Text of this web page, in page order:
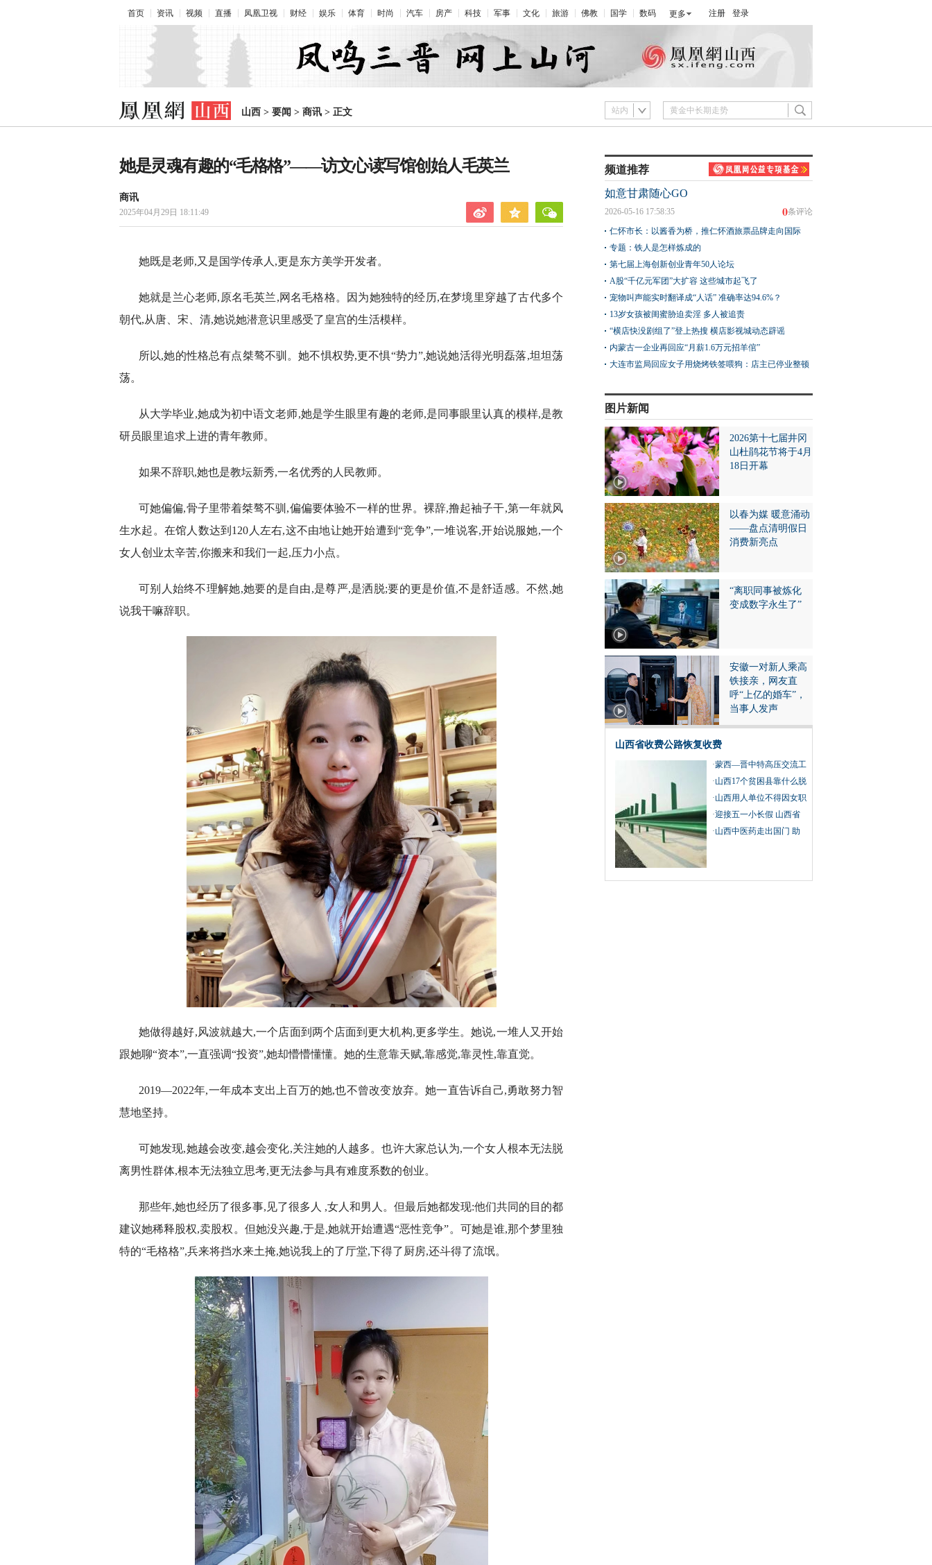
首页 资讯 视频 直播 凤凰卫视 财经 娱乐 体育 时尚 汽车 房产 科技 军事 文化 旅游 佛教 国学 数码 更多 注册 登录
山西 > 要闻 > 商讯 > 正文 站内
她是灵魂有趣的“毛格格”——访文心读写馆创始人毛英兰
商讯
2025年04月29日 18:11:49
她既是老师,又是国学传承人,更是东方美学开发者。
她就是兰心老师,原名毛英兰,网名毛格格。因为她独特的经历,在梦境里穿越了古代多个
朝代,从唐、宋、清,她说她潜意识里感受了皇宫的生活模样。
所以,她的性格总有点桀骜不驯。她不惧权势,更不惧“势力”,她说她活得光明磊落,坦坦荡
荡。
从大学毕业,她成为初中语文老师,她是学生眼里有趣的老师,是同事眼里认真的模样,是教
研员眼里追求上进的青年教师。
如果不辞职,她也是教坛新秀,一名优秀的人民教师。
可她偏偏,骨子里带着桀骜不驯,偏偏要体验不一样的世界。裸辞,撸起袖子干,第一年就风
生水起。在馆人数达到120人左右,这不由地让她开始遭到“竞争”,一堆说客,开始说服她,一个
女人创业太辛苦,你搬来和我们一起,压力小点。
可别人始终不理解她,她要的是自由,是尊严,是洒脱;要的更是价值,不是舒适感。不然,她
说我干嘛辞职。
她做得越好,风波就越大,一个店面到两个店面到更大机构,更多学生。她说,一堆人又开始
跟她聊“资本”,一直强调“投资”,她却懵懵懂懂。她的生意靠天赋,靠感觉,靠灵性,靠直觉。
2019—2022年,一年成本支出上百万的她,也不曾改变放弃。她一直告诉自己,勇敢努力智
慧地坚持。
可她发现,她越会改变,越会变化,关注她的人越多。也许大家总认为,一个女人根本无法脱
离男性群体,根本无法独立思考,更无法参与具有难度系数的创业。
那些年,她也经历了很多事,见了很多人 ,女人和男人。但最后她都发现:他们共同的目的都
建议她稀释股权,卖股权。但她没兴趣,于是,她就开始遭遇“恶性竞争”。可她是谁,那个梦里独
特的“毛格格”,兵来将挡水来土掩,她说我上的了厅堂,下得了厨房,还斗得了流氓。
频道推荐
如意甘肃随心GO
0条评论
2026-05-16 17:58:35
仁怀市长：以酱香为桥，推仁怀酒旅票品牌走向国际
专题：铁人是怎样炼成的
第七届上海创新创业青年50人论坛
A股“千亿元军团”大扩容 这些城市起飞了
宠物叫声能实时翻译成“人话” 准确率达94.6%？
13岁女孩被闺蜜胁迫卖淫 多人被追责
“横店快没剧组了”登上热搜 横店影视城动态辟谣
内蒙古一企业再回应“月薪1.6万元招羊倌”
大连市监局回应女子用烧烤铁签喂狗：店主已停业整顿
图片新闻
2026第十七届井冈
山杜鹃花节将于4月
18日开幕
以春为媒 暖意涌动
——盘点清明假日
消费新亮点
“离职同事被炼化
变成数字永生了”
安徽一对新人乘高
铁接亲，网友直
呼“上亿的婚车”，
当事人发声
山西省收费公路恢复收费
·蒙西—晋中特高压交流工
程线路工程跨越黄河
·山西17个贫困县靠什么脱
贫摘帽？
·山西用人单位不得因女职
工怀孕、生育、哺乳而予
以辞退
·迎接五一小长假 山西省
组织开展系列文化旅游活
·山西中医药走出国门 助